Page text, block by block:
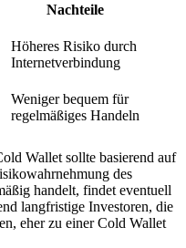
Nachteile
Höheres Risiko durch
Internetverbindung
Weniger bequem für
regelmäßiges Handeln
Wallet sollte basierend auf
des
handelt, findet eventuell
langfristige Investoren, die
eher zu einer Cold Wallet